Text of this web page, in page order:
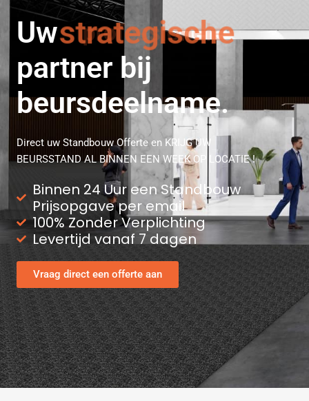
Uw strategische
partner bij
beursdeelname.
Direct uw Standbouw Offerte en KRIJG UW
BEURSSTAND AL BINNEN EEN WEEK OP LOCATIE !
Binnen 24 Uur een Standbouw
Prijsopgave per email
100% Zonder Verplichting
Levertijd vanaf 7 dagen
Vraag direct een offerte aan